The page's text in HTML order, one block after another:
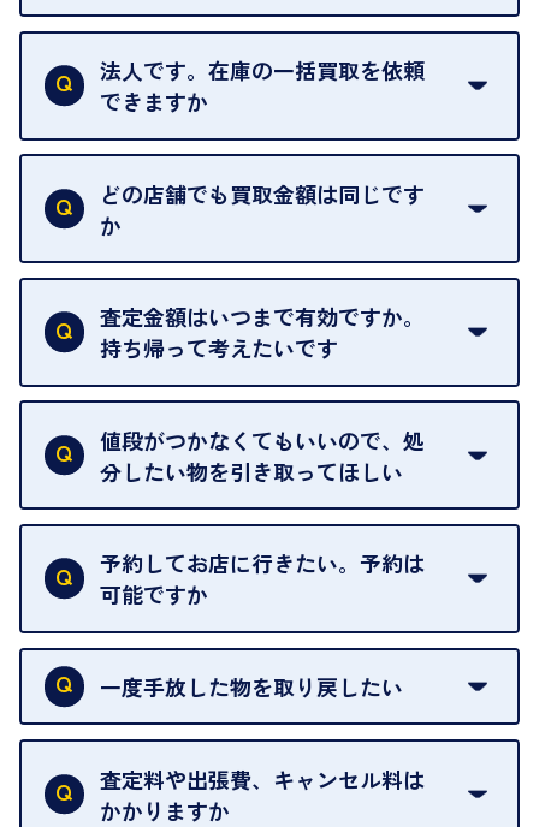
はい。1点でもお伺いします。
法人です。在庫の一括買取を依頼
できますか
はい。喜んで承ります。出張買取をご利用くださ
い。
ご指定の場所にお伺いします。
どの店舗でも買取金額は同じです
か
はい。全店舗一律です。
ただし、中古市場は日々変動するため、査定した日
によって査定額が変わることはございます。
査定金額はいつまで有効ですか。
持ち帰って考えたいです
査定額は当日限り有効です。
中古市場が日々変動するため、翌日には査定額が変
わることがございます。
値段がつかなくてもいいので、処
分したい物を引き取ってほしい
再販不可能な物は、場合によってはお断りすること
がございます。ご了承ください。
予約してお店に行きたい。予約は
可能ですか
申し訳ありませんが、現在はご来店の予約は承って
おりません。
を整えておりますので、お好きな時にお越しくださ
い。
お急ぎの場合はスタッフに一言お声がけください。
一度手放した物を取り戻したい
当店は質店ではありませんので、買い取ったお品物
は基本的に販売へと回されます。買い戻しはできま
せんので、ご了承ください。
査定料や出張費、キャンセル料は
かかりますか